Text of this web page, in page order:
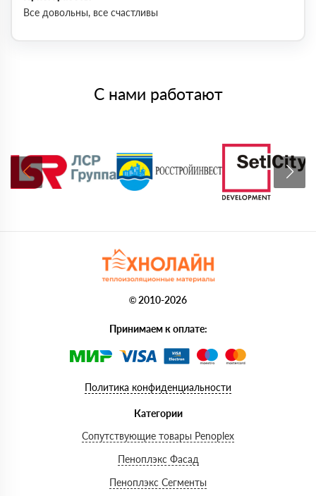
Все довольны, все счастливы
С нами работают
© 2010-2026
Принимаем к оплате:
Политика конфиденциальности
Категории
Сопутствующие товары Penoplex
Пеноплэкс Фасад
Пеноплэкс Сегменты